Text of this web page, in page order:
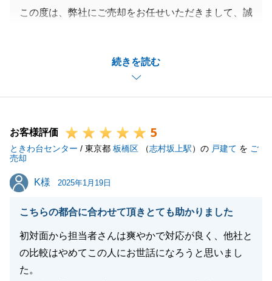
続きを読む
この度は、弊社にご売却をお任せいただきまして、誠
いましたが、室内を拝見させていただいた際に、丁寧
に使われていたお部屋であることを強く感じました。
M様にもご協力をいただきながら、その特徴を活かし
した。
今後も不動産に関するお悩み等がございましたら、お
気軽にご連絡ください。
この度は大切な不動産をお任せいただきまして、誠に
閉じる
お客様評価 5
ときわ台センター / 東京都 板橋区 （志村坂上駅）の 戸建て を ご
売却
K様
K様 2025年1月19日
こちらの都合に合わせて頂きとても助かりました
初対面から担当者さんは爽やかで対応が良く、他社と
の比較はやめてこの人にお世話になろうと思いまし
た。